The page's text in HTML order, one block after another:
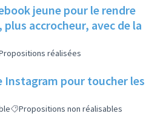
jeune pour le rendre
accrocheur, avec de la
réalisées
Instagram pour toucher les
Propositions non réalisables